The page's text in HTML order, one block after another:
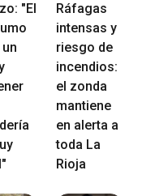
"El
Ráfagas
intensas y
riesgo de
incendios:
el zonda
mantiene
en alerta a
toda La
Rioja